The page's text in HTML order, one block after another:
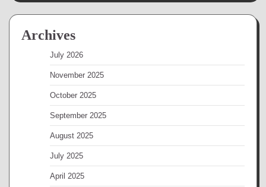
Archives
July 2026
November 2025
October 2025
September 2025
August 2025
July 2025
April 2025